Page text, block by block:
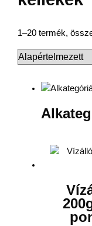
1–20 termék,